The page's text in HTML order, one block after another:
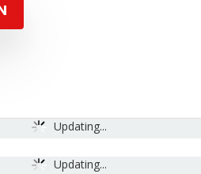
Updating...
Updating...